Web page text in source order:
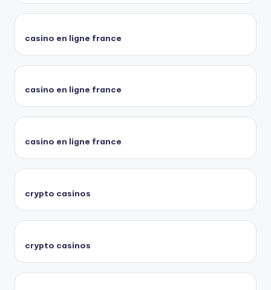
casino en ligne france
casino en ligne france
casino en ligne france
crypto casinos
crypto casinos